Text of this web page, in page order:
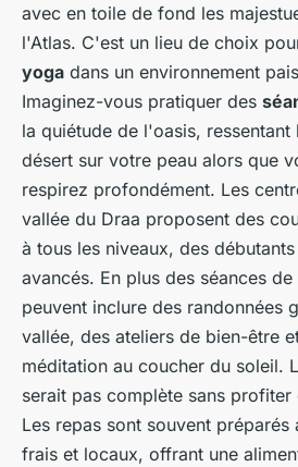
avec en toile de fond les
l'Atlas. C'est un lieu de choix
yoga dans un environnement
Imaginez-vous pratiquer des
la quiétude de l'oasis,
désert sur votre peau alors que
respirez profondément. Les
vallée du Draa proposent des
à tous les niveaux, des
avancés. En plus des séances
peuvent inclure des randonnées
vallée, des ateliers de bien-être
méditation au coucher du soleil.
serait pas complète sans
Les repas sont souvent
frais et locaux, offrant une